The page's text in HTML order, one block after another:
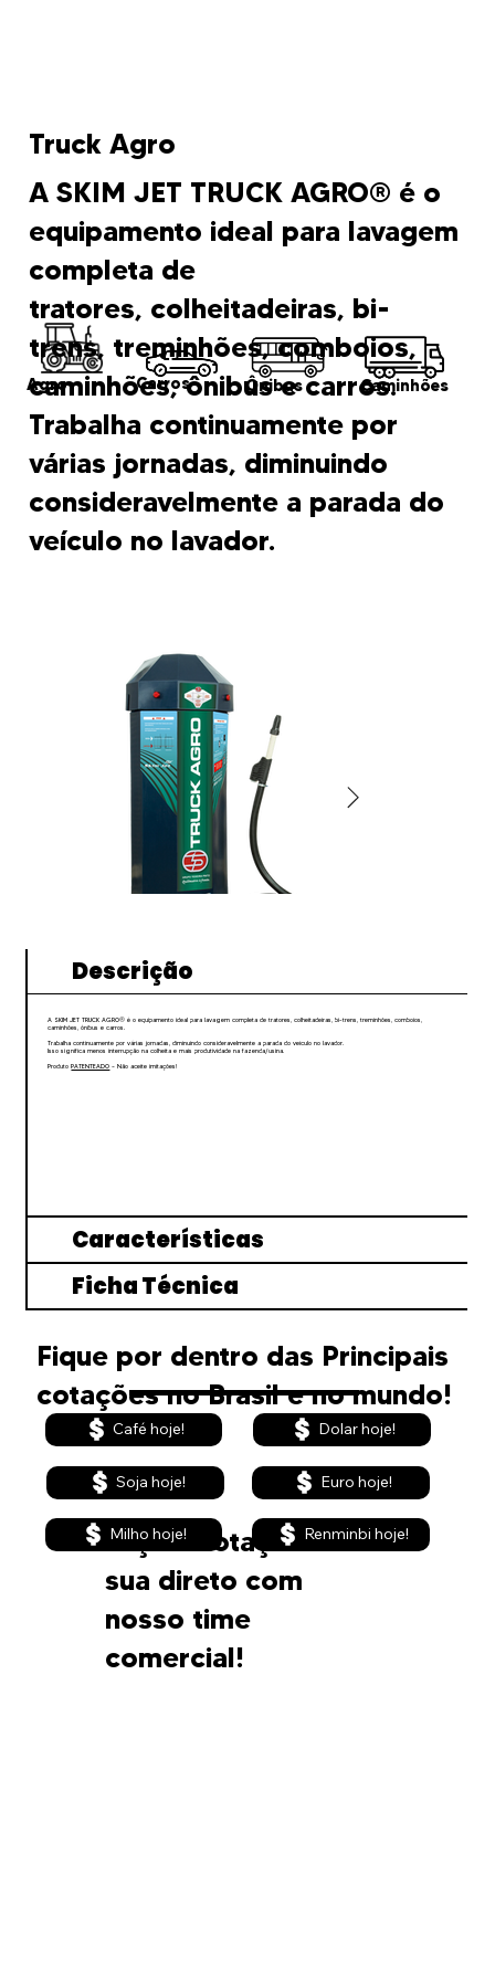
Truck Agro
A SKIM JET TRUCK AGRO® é o
equipamento ideal para lavagem
completa de
tratores, colheitadeiras, bi-
trens, treminhões, comboios,
caminhões, ônibus e carros.
Trabalha continuamente por
várias jornadas, diminuindo
consideravelmente a parada do
veículo no lavador.
Carros Caminhões
Descrição
A SKIM JET TRUCK AGRO® é o equipamento ideal para lavagem completa de tratores, colheitadeiras, bi-trens, treminhões, comboios,
caminhões, ônibus e carros.
Trabalha continuamente por várias jornadas, diminuindo consideravelmente a parada do veículo no lavador.
Isso significa menos interrupção na colheita e mais produtividade na fazenda/usina.
ProdutoPATENTEADO – Não aceite imitações!
Características
Ficha Técnica
Ônibus
Agro
Faça a cotação da
sua direto com
nosso time
comercial!
Fique por dentro das Principais
cotações no Brasil e no mundo!
Soja hoje!
Milho hoje!
Café hoje!
Renminbi hoje!
Dolar hoje!
Euro hoje!